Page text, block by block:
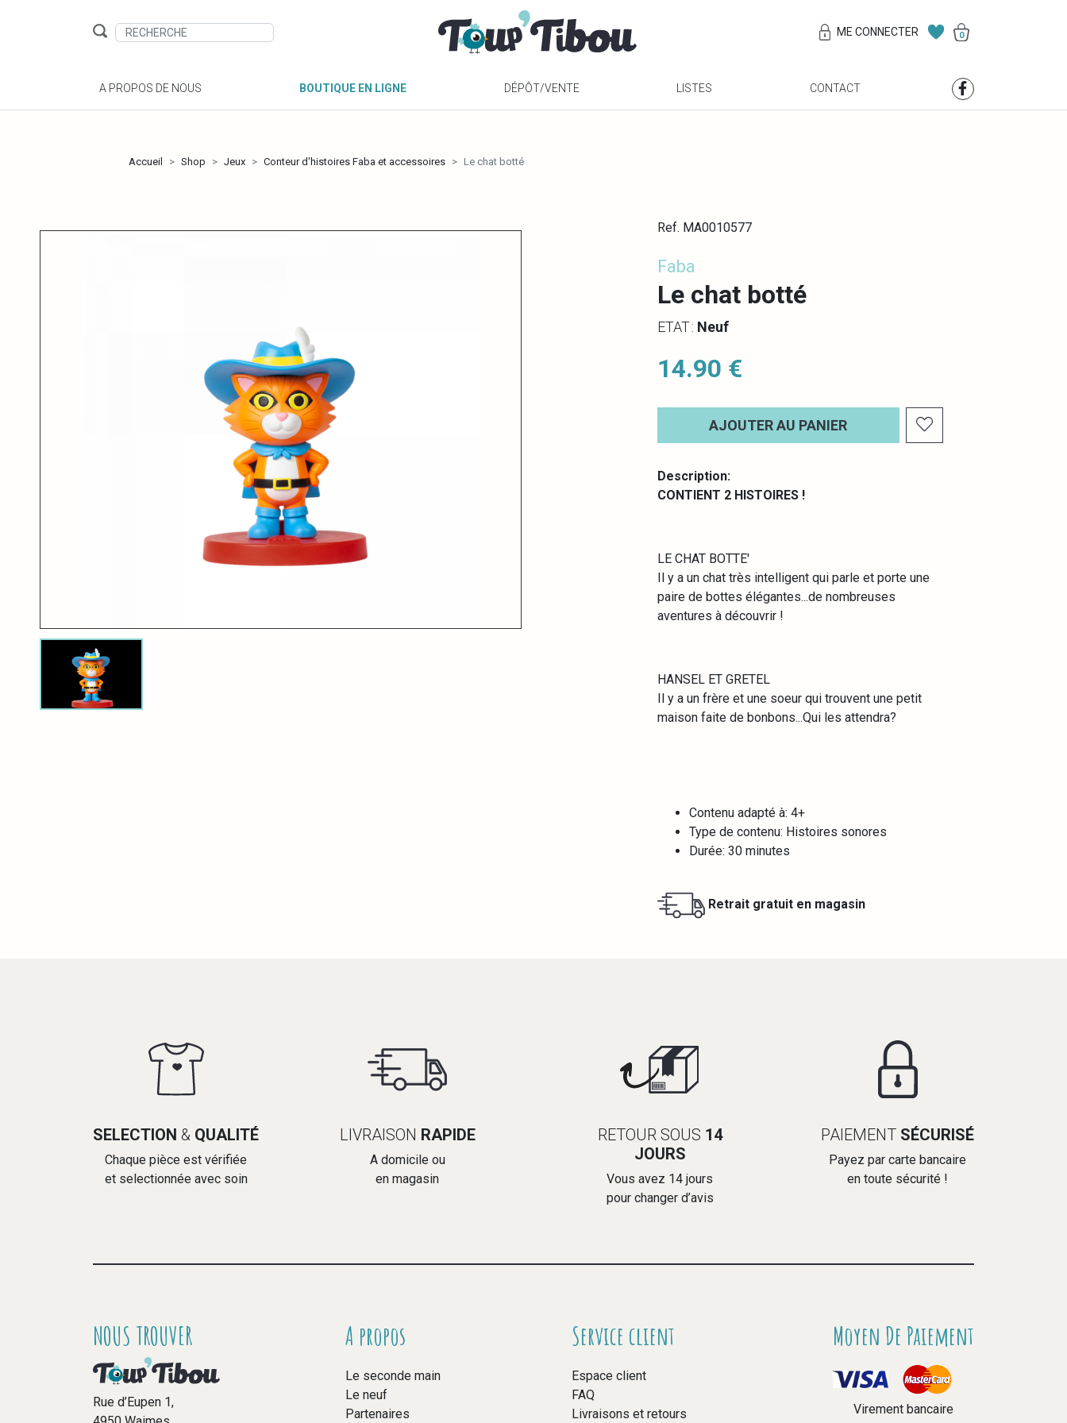
ME CONNECTER 0
A PROPOS DE NOUS BOUTIQUE EN LIGNE DÉPÔT/VENTE LISTES CONTACT
Accueil Shop Jeux Conteur d'histoires Faba et accessoires Le chat botté
Ref. MA0010577
Faba
Le chat botté
ETAT : Neuf
14.90 €
AJOUTER AU PANIER
Description:
CONTIENT 2 HISTOIRES !
LE CHAT BOTTE'
Il y a un chat très intelligent qui parle et porte une
paire de bottes élégantes...de nombreuses
aventures à découvrir !
HANSEL ET GRETEL
Il y a un frère et une soeur qui trouvent une petit
maison faite de bonbons...Qui les attendra?
Contenu adapté à:4+
Type de contenu: Histoires sonores
Durée:30 minutes
Retrait gratuit en magasin
SELECTION & QUALITÉ
Chaque pièce est vérifiée
et selectionnée avec soin
LIVRAISON RAPIDE
A domicile ou
en magasin
RETOUR SOUS 14
JOURS
Vous avez 14 jours
pour changer d’avis
PAIEMENT SÉCURISÉ
Payez par carte bancaire
en toute sécurité !
NOUS TROUVER
Rue d’Eupen 1,
A propos
Le seconde main
Le neuf
Partenaires
Service client
Espace client
FAQ
Livraisons et retours
Moyen De Paiement
Virement bancaire